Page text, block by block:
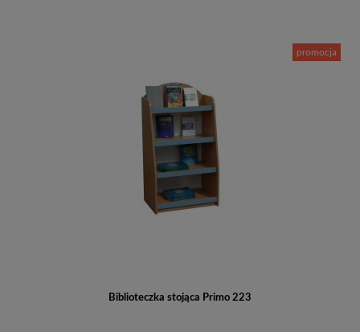
Biblioteczka stojąca Primo 223
promocja